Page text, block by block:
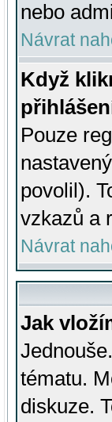
nebo
Návrat
Když
Pouze
povolil).
vzkazů a
Návrat
Jak
tématu.
diskuze.